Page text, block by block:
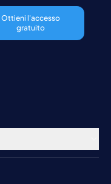
Ottieni l'accesso
gratuito